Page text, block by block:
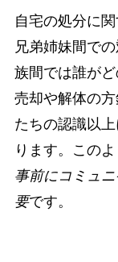
自宅の処分に
兄弟姉妹間で
族間では誰が
売却や解体の
たちの認識以
ります。この
事前にコミュ
要です。